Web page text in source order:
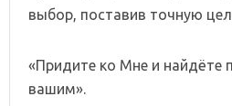
выбор, поставив точную
«Придите ко Мне и найдёте
вашим».